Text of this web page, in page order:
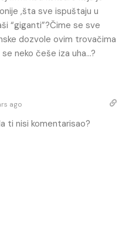
,šta sve ispuštaju u
“giganti”?Čime se sve
dozvole ovim trovačima
neko češe iza uha…?
ago
ti nisi komentarisao?